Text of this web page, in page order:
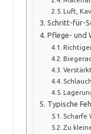
Luft,
Schritt-für-
Pflege- und
Typische
Scharfe
Zu